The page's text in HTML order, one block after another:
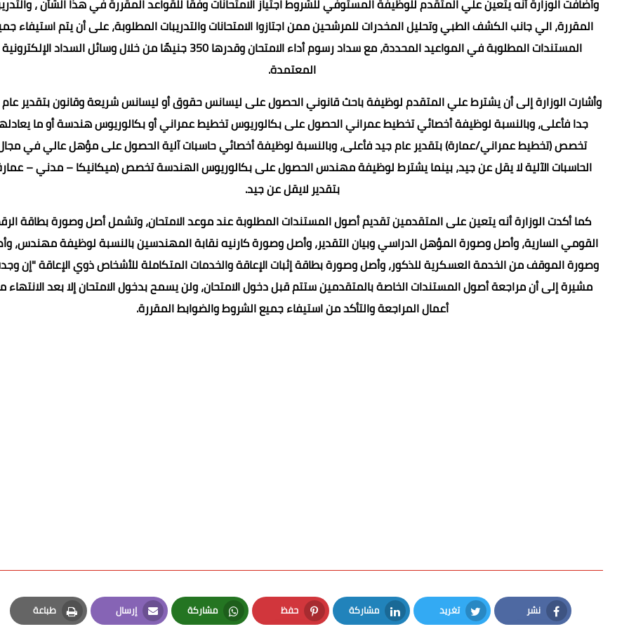
وأضافت الوزارة أنه يتعين علي المتقدم للوظيفة المستوفي للشروط اجتياز الامتحانات وفقًا للقواعد المقررة في هذا الشأن ،
المقررة، الي جانب الكشف الطبي وتحليل المخدرات للمرشحين ممن اجتازوا الامتحانات والتدريبات المطلوبة، على أن يتم استيفاء
المستندات المطلوبة في المواعيد المحددة، مع سداد رسوم أداء الامتحان وقدرها 350 جنيهًا من خلال وسائل السداد الإلكترونية
المعتمدة.
وأشارت الوزارة إلى أن يشترط علي المتقدم لوظيفة باحث قانوني الحصول على ليسانس حقوق أو ليسانس شريعة وقانون بتقدير
جدا فأعلى، وبالنسبة لوظيفة أخصائي تخطيط عمراني الحصول على بكالوريوس تخطيط عمراني أو بكالوريوس هندسة أو ما
تخصص (تخطيط عمراني/عمارة) بتقدير عام جيد فأعلى، وبالنسبة لوظيفة أخصائي حاسبات آلية الحصول على مؤهل عالي في
الحاسبات الآلية لا يقل عن جيد، بينما يشترط لوظيفة مهندس الحصول على بكالوريوس الهندسة تخصص (ميكانيكا – مدني –
بتقدير لايقل عن جيد.
كما أكدت الوزارة أنه يتعين على المتقدمين تقديم أصول المستندات المطلوبة عند موعد الامتحان، وتشمل أصل وصورة بطاقة
القومي السارية، وأصل وصورة المؤهل الدراسي وبيان التقدير، وأصل وصورة كارنيه نقابة المهندسين بالنسبة لوظيفة مهندس،
وصورة الموقف من الخدمة العسكرية للذكور، وأصل وصورة بطاقة إثبات الإعاقة والخدمات المتكاملة للأشخاص ذوي الإعاقة "إن
مشيرة إلى أن مراجعة أصول المستندات الخاصة بالمتقدمين ستتم قبل دخول الامتحان، ولن يسمح بدخول الامتحان إلا بعد الانتهاء
أعمال المراجعة والتأكد من استيفاء جميع الشروط والضوابط المقررة.
نشر تغريد مشاركة حفظ مشاركة إرسال طباعة